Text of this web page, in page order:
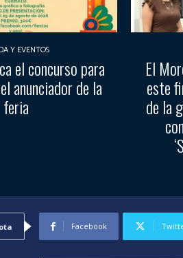
Y EVENTOS
el concurso para
anunciador de la
feria
El
este
de la
Facebook